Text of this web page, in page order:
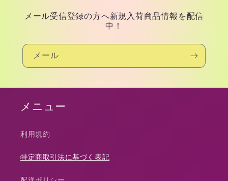
メール受信登録の方へ新規入荷商品情報を配信
中！
メール
メニュー
利用規約
特定商取引法に基づく表記